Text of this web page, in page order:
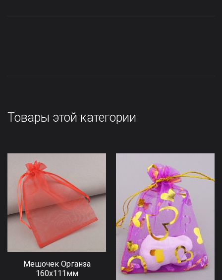
Товары этой категории
Мешочек Органза
160x111мм